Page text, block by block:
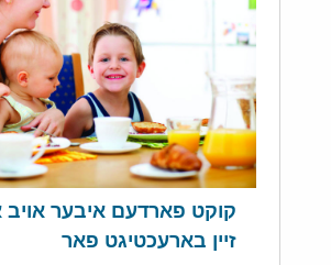
קוקט פארדעם איבער אויב
זיין בארעכטיגט פאר